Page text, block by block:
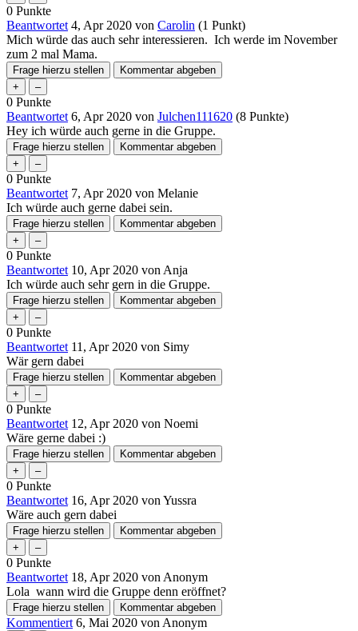
0 Punkte
Beantwortet 4, Apr 2020 von Carolin (1 Punkt)
Mich würde das auch sehr interessieren. Ich werde im November
zum 2 mal Mama.
0 Punkte
Beantwortet 6, Apr 2020 von Julchen111620 (8 Punkte)
Hey ich würde auch gerne in die Gruppe.
0 Punkte
Beantwortet 7, Apr 2020 von Melanie
Ich würde auch gerne dabei sein.
0 Punkte
Beantwortet 10, Apr 2020 von Anja
Ich würde auch sehr gern in die Gruppe.
0 Punkte
Beantwortet 11, Apr 2020 von Simy
Wär gern dabei
0 Punkte
Beantwortet 12, Apr 2020 von Noemi
Wäre gerne dabei :)
0 Punkte
Beantwortet 16, Apr 2020 von Yussra
Wäre auch gern dabei
0 Punkte
Beantwortet 18, Apr 2020 von Anonym
Lola wann wird die Gruppe denn eröffnet?
Kommentiert 6, Mai 2020 von Anonym